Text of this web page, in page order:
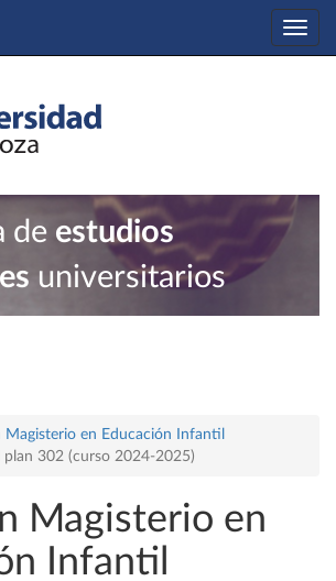
de estudios
universitarios
Magisterio en Educación Infantil
plan 302 (curso 2024-2025)
Magisterio en
Infantil